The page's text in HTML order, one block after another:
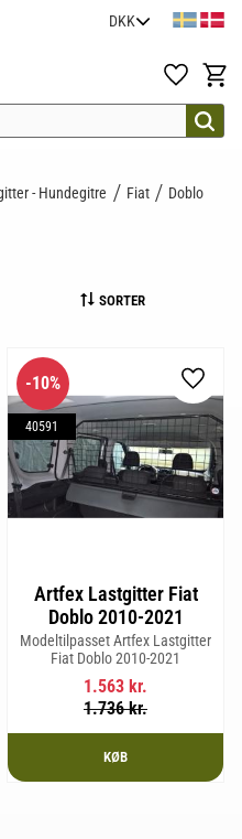
Favoritter
- Hundegitre Fiat
Doblo
SORTER
favorit
Artfex Lastgitter Fiat
Doblo 2010-2021
Modeltilpasset Artfex Lastgitter
Fiat Doblo 2010-2021
1.563 kr.
1.736kr.
10%
40591
Gem
KØB